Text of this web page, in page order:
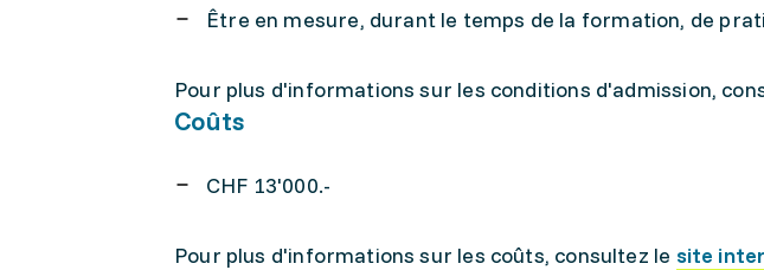
Être en mesure, durant le temps de la formation, de
Pour plus d'informations sur les conditions d'admission,
Coûts
CHF 13'000.-
Pour plus d'informations sur les coûts, consultez le site